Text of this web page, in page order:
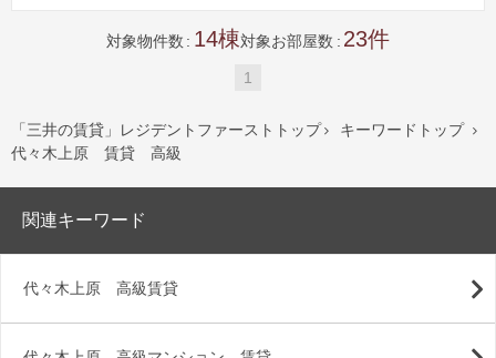
対象物件数 14 対象お部屋数 23
1
「三井の賃貸」レジデントファーストトップ  キーワードトップ 
代々木上原 賃貸 高級
関連キーワード
代々木上原 高級賃貸